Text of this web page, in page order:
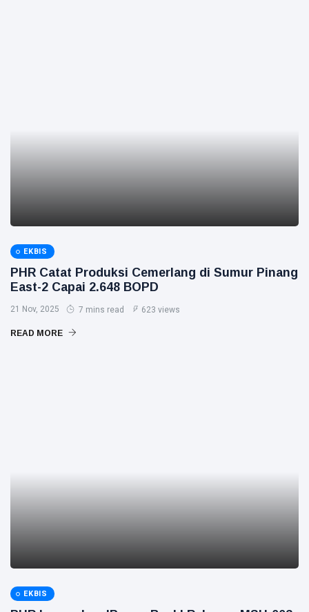
EKBIS
PHR Catat Produksi Cemerlang di Sumur Pinang
East-2 Capai 2.648 BOPD
21 Nov, 2025 7 mins read 623 views
READ MORE
EKBIS